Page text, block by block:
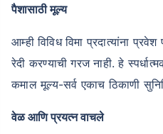
पैशासाठी मूल्य
आम्ही विविध विमा प्रदात्यांना
रेदी करण्याची गरज नाही. हे
कमाल मूल्य-सर्व एकाच ठिकाणी
वेळ आणि प्रयत्न वाचले